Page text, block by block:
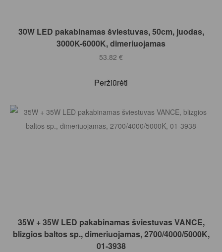
Į KREPŠELĮ
30W LED pakabinamas šviestuvas, 50cm, juodas,
3000K-6000K, dimeriuojamas
53.82 €
Peržiūrėti
Į KREPŠELĮ
35W + 35W LED pakabinamas šviestuvas VANCE,
blizgios baltos sp., dimeriuojamas, 2700/4000/5000K,
01-3938